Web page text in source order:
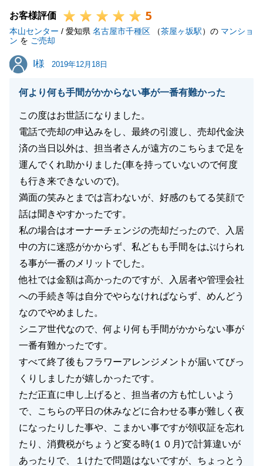
思い入れもある不動産となり、お気持ちを大切にしご
提案をさせて頂いた結果、次の買主様へ良いバトンタ
ッチできたと思います。
今後とも、よろしくお願いいたします。
閉じる
お客様評価 5
本山センター / 愛知県 名古屋市千種区 （茶屋ヶ坂駅）の マンショ
ン を ご売却
I様
I様 2019年12月18日
何より何も手間がかからない事が一番有難かった
この度はお世話になりました。
電話で売却の申込みをし、最終の引渡し、売却代金決
済の当日以外は、担当者さんが遠方のこちらまで足を
運んでくれ助かりました(車を持っていないので何度
も行き来できないので)。
満面の笑みとまでは言わないが、好感のもてる笑顔で
話は聞きやすかったです。
私の場合はオーナーチェンジの売却だったので、入居
中の方に迷惑がかからず、私どもも手間をはぶけられ
る事が一番のメリットでした。
他社では金額は高かったのですが、入居者や管理会社
への手続き等は自分でやらなければならず、めんどう
なのでやめました。
シニア世代なので、何より何も手間がかからない事が
一番有難かったです。
すべて終了後もフラワーアレンジメントが届いてびっ
くりしましたが嬉しかったです。
ただ正直に申し上げると、担当者の方も忙しいよう
で、こちらの平日の休みなどに合わせる事が難しく夜
になったりした事や、こまかい事ですが領収証を忘れ
たり、消費税がちょうど変る時(１０月)で計算違いが
あったりで、１けたで問題はないですが、ちょっとう